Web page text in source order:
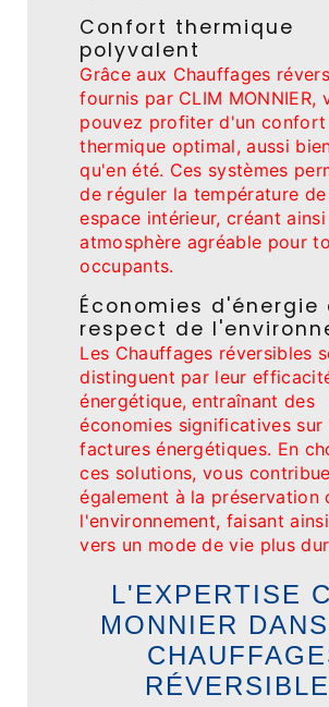
Confort thermique
polyvalent
Grâce aux Chauffages
fournis par CLIM MONNIER,
pouvez profiter d'un confort
thermique optimal, aussi
qu'en été. Ces systèmes
de réguler la température
espace intérieur, créant ainsi
atmosphère agréable pour
occupants.
Économies d'énergie
respect de
Les Chauffages réversibles
distinguent par leur
énergétique, entraînant des
économies significatives sur
factures énergétiques. En
ces solutions, vous
également à la préservation
l'environnement, faisant
vers un mode de vie plus
L'EXPERTISE
MONNIER